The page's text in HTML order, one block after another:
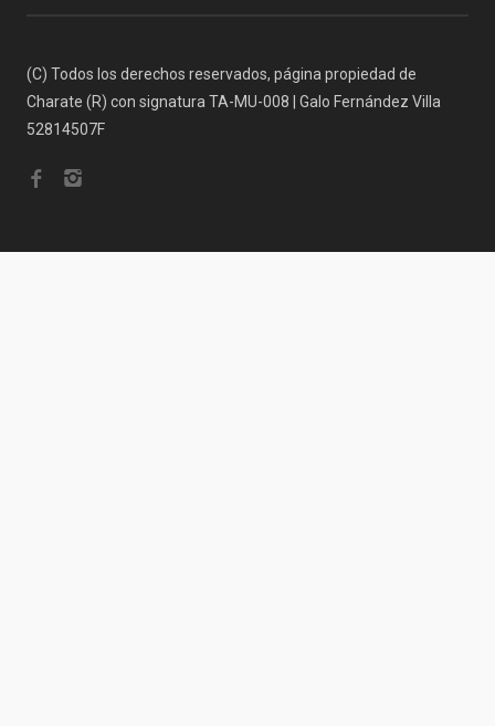
(C) Todos los derechos reservados, página propiedad de
Charate (R) con signatura TA-MU-008 | Galo Fernández Villa
52814507F